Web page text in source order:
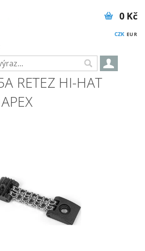
CZK EUR
0 Kč
RETEZ HI-HAT